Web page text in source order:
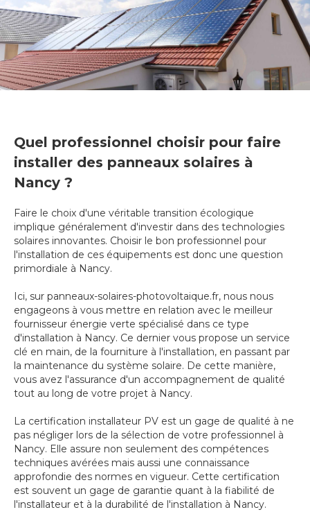
Quel professionnel choisir pour faire
installer des panneaux solaires à
Nancy ?
Faire le choix d'une véritable transition écologique
implique généralement d'investir dans des technologies
solaires innovantes. Choisir le bon professionnel pour
l'installation de ces équipements est donc une question
primordiale à Nancy.
Ici, sur panneaux-solaires-photovoltaique.fr, nous nous
engageons à vous mettre en relation avec le meilleur
fournisseur énergie verte spécialisé dans ce type
d'installation à Nancy. Ce dernier vous propose un service
clé en main, de la fourniture à l'installation, en passant par
la maintenance du système solaire. De cette manière,
vous avez l'assurance d'un accompagnement de qualité
tout au long de votre projet à Nancy.
La certification installateur PV est un gage de qualité à ne
pas négliger lors de la sélection de votre professionnel à
Nancy. Elle assure non seulement des compétences
techniques avérées mais aussi une connaissance
approfondie des normes en vigueur. Cette certification
est souvent un gage de garantie quant à la fiabilité de
l'installateur et à la durabilité de l'installation à Nancy.